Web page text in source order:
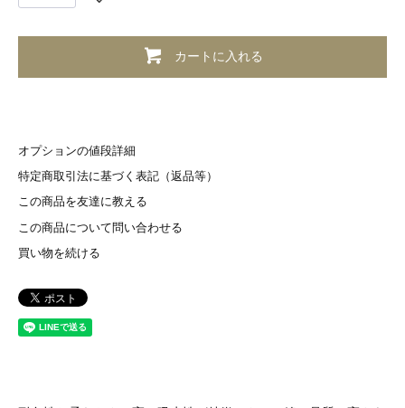
カートに入れる
オプションの値段詳細
特定商取引法に基づく表記（返品等）
この商品を友達に教える
この商品について問い合わせる
買い物を続ける